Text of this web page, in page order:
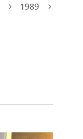
1989